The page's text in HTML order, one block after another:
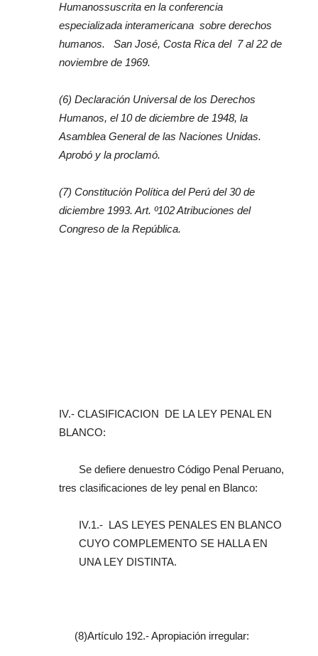
Humanossuscrita en la conferencia
especializada interamericana sobre derechos
humanos. San José, Costa Rica del 7 al 22 de
noviembre de 1969.
(6) Declaración Universal de los Derechos
Humanos, el 10 de diciembre de 1948, la
Asamblea General de las Naciones Unidas.
Aprobó y la proclamó.
(7) Constitución Política del Perú del 30 de
diciembre 1993. Art. º102 Atribuciones del
Congreso de la República.
IV.- CLASIFICACION DE LA LEY PENAL EN
BLANCO:
Se defiere denuestro Código Penal Peruano,
tres clasificaciones de ley penal en Blanco:
IV.1.- LAS LEYES PENALES EN BLANCO
CUYO COMPLEMENTO SE HALLA EN
UNA LEY DISTINTA.
(8)Artículo 192.- Apropiación irregular: